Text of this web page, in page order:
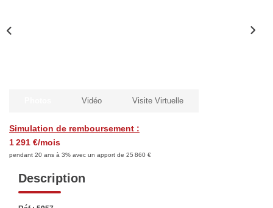
Dossier De Candidature
Simulation de remboursement :
1 291 €/mois
pendant 20 ans à 3% avec un apport de 25 860 €
Vidéo Visite Virtuelle
Description